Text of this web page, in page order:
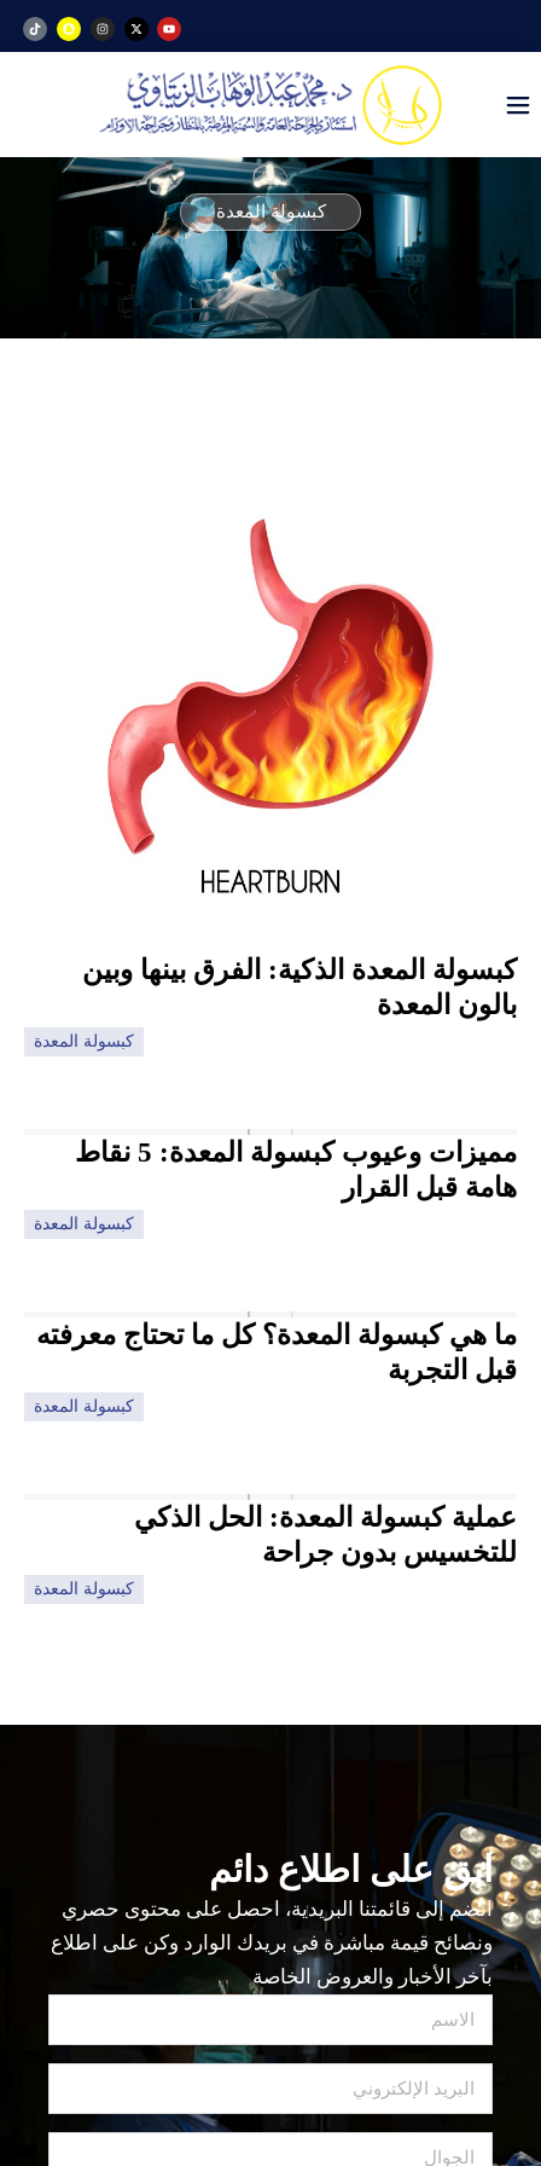
كبسولة المعدة
كبسولة المعدة الذكية: الفرق بينها وبين
بالون المعدة
كبسولة المعدة
مميزات وعيوب كبسولة المعدة: 5 نقاط
هامة قبل القرار
كبسولة المعدة
ما هي كبسولة المعدة؟ كل ما تحتاج معرفته
قبل التجربة
كبسولة المعدة
عملية كبسولة المعدة: الحل الذكي
للتخسيس بدون جراحة
كبسولة المعدة
ابق على اطلاع دائم
انضم إلى قائمتنا البريدية، احصل على محتوى حصري
ونصائح قيمة مباشرة في بريدك الوارد وكن على اطلاع
بآخر الأخبار والعروض الخاصة